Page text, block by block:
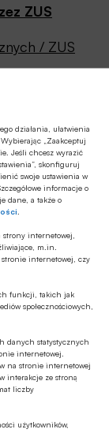
działania, ułatwienia
„Zaakceptuj
Jeśli chcesz wyrazić
skonfiguruj
swoje ustawienia w
informacje o
dane, a także o
strony internetowej,
m.in.
internetowej, czy
funkcji, takich jak
społecznościowych,
danych statystycznych
internetowej.
na stronie internetowej
interakcje ze stroną
liczby
użytkowników,
ZUS
/ ZUS